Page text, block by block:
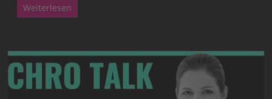
Weiterlesen